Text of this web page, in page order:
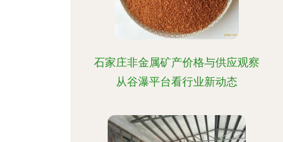
石家庄非金属矿产价格与供应观察
从谷瀑平台看行业新动态